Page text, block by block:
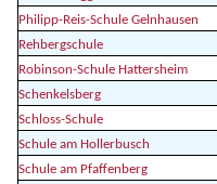
Philipp-Reis-Schule Gelnhausen
Rehbergschule
Robinson-Schule Hattersheim
Schenkelsberg
Schloss-Schule
Schule am Hollerbusch
Schule am Pfaffenberg